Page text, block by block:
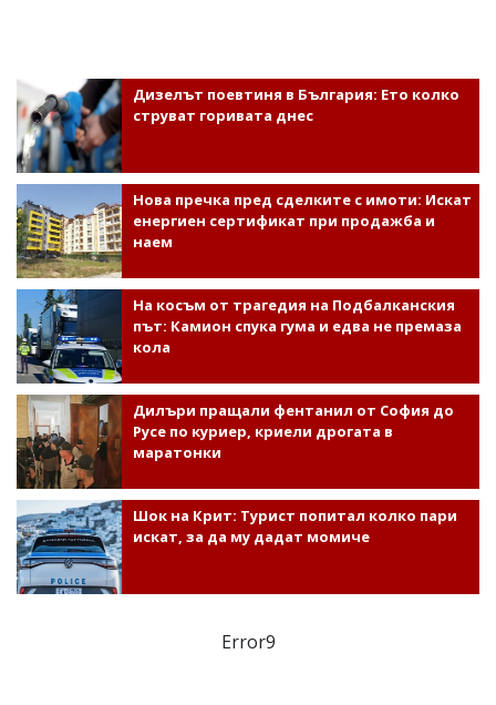
Дизелът поевтиня в България: Ето колко
струват горивата днес
Нова пречка пред сделките с имоти: Искат
енергиен сертификат при продажба и
наем
На косъм от трагедия на Подбалканския
път: Камион спука гума и едва не премаза
кола
Дилъри пращали фентанил от София до
Русе по куриер, криели дрогата в
маратонки
Шок на Крит: Турист попитал колко пари
искат, за да му дадат момиче
Error9